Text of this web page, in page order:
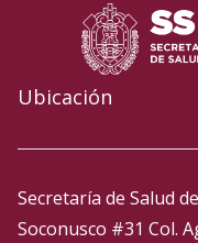
Ubicación
Secretaría de Salud
Soconusco #31 Col.